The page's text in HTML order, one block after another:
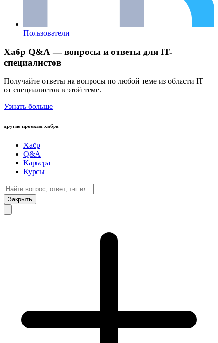
Пользователи
Хабр Q&A — вопросы и ответы для IT-
специалистов
Получайте ответы на вопросы по любой теме из области IT
от специалистов в этой теме.
Узнать больше
другие проекты хабра
Хабр
Q&A
Карьера
Курсы
Закрыть